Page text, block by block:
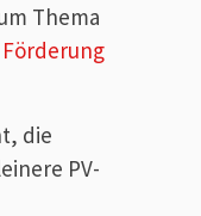
Thema
die
PV-